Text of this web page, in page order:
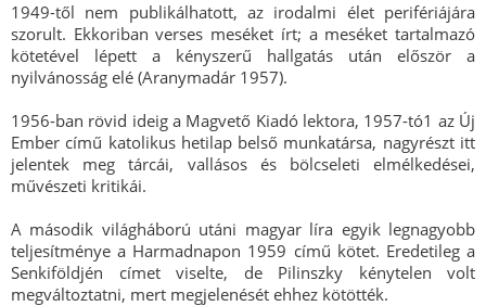
1949-től nem publikálhatott, az irodalmi élet perifériájára
szorult. Ekkoriban verses meséket írt; a meséket tartalmazó
kötetével lépett a kényszerű hallgatás után először a
nyilvánosság elé (Aranymadár 1957).
1956-ban rövid ideig a Magvető Kiadó lektora, 1957-tó1 az Új
Ember című katolikus hetilap belső munkatársa, nagyrészt itt
jelentek meg tárcái, vallásos és bölcseleti elmélkedései,
művészeti kritikái.
A második világháború utáni magyar líra egyik legnagyobb
teljesítménye a Harmadnapon 1959 című kötet. Eredetileg a
Senkiföldjén címet viselte, de Pilinszky kénytelen volt
megváltoztatni, mert megjelenését ehhez kötötték.